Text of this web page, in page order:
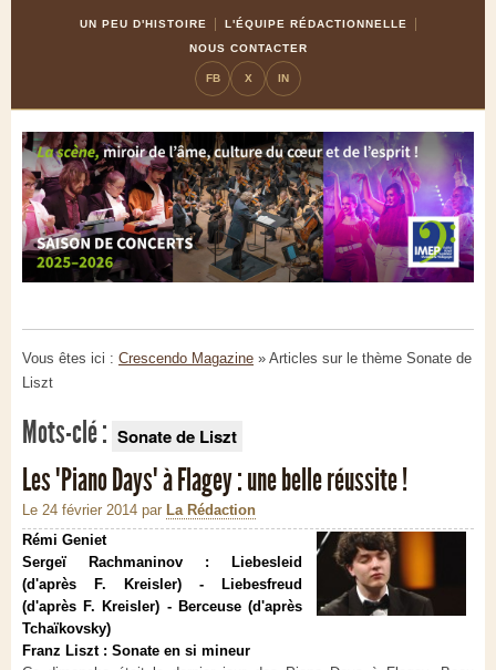
UN PEU D'HISTOIRE
L'ÉQUIPE RÉDACTIONNELLE
NOUS CONTACTER
FB X IN
Vous êtes ici : Crescendo Magazine » Articles sur le thème Sonate de
Liszt
Mots-clé : Sonate de Liszt
Les "Piano Days" à Flagey : une belle réussite !
Le 24 février 2014 par La Rédaction
Rémi Geniet
Sergeï Rachmaninov : Liebesleid
(d'après F. Kreisler) - Liebesfreud
(d'après F. Kreisler) - Berceuse (d'après
Tchaïkovsky)
Franz Liszt : Sonate en si mineur